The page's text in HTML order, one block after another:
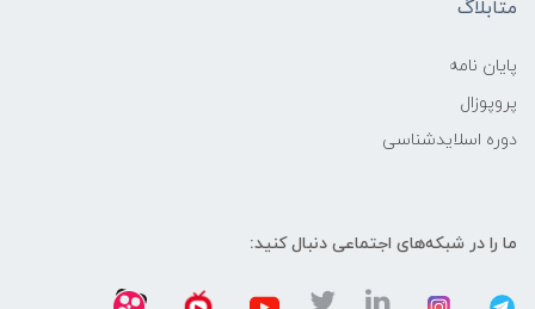
متابلاگ
پایان نامه
پروپوزال
دوره اسلایدشناسی
ما را در شبکه‌های اجتماعی دنبال کنید: